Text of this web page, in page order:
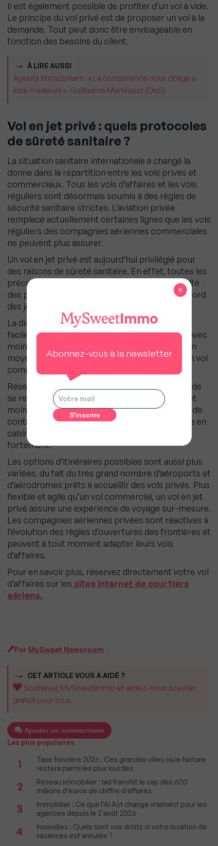
Il est également possible de profiter d’un vol à vide.
Le principe du vol privé est de proposer un vol à la
demande. Tout peut donc être envisageable en
fonction des besoins du client.
À LIRE AUSSI
Agents immobiliers : « La concurrence nous oblige à
être meilleurs », Guillaume Martinaud (Orpi)
Vol en jet privé : quels protocoles
de sûreté sanitaire ?
La situation sanitaire internationale a changé la
donne dans la répartition entre les vols privés et
commerciaux. Tous les vols d’affaires et les vols
réguliers sont désormais soumis à des règles de
sécurité sanitaire strictes. L’aviation privée
remplace actuellement certaines lignes que les vols
réguliers des compagnies aériennes commerciales
ne peuvent plus assurer.
Un vol en jet privé est aujourd’hui privilégié pour
des raisons de sûreté sanitaire. En effet, toutes les
précautions nécessaires pour assurer la sécurité
des passagers et des équipages sont prises à bord
des jets.
La distanciation sociale est d’abord bien plus
facilement respectée dans un vol en jet privé. Avec
moins de personnel à bord, les contacts sont en
moyenne 30 fois moins nombreux que lors d’un vol
commercial.
Réserver un vol en jet privé permet également de
se rendre dans des aéroports bien plus petits et
moins fréquentés. En réduisant les possibilités de
contacts à l’aéroport et en supprimant l’attente en
cabine, le nombre de contaminations diminue
fortement.
Les options d’itinéraires possibles sont aussi plus
variées, du fait du très grand nombre d’aéroports et
d’aérodromes prêts à accueillir des vols privés. Plus
flexible et agile qu’un vol commercial, un vol en jet
privé assure une expérience de voyage sur-mesure.
Les compagnies aériennes privées sont réactives à
l’évolution des règles d’ouvertures des frontières et
peuvent à tout moment adapter leurs vols
d’affaires.
Pour en savoir plus, réservez directement votre vol
d’affaires sur les sites internet de courtiers
aériens.
Par MySweet Newsroom
CET ARTICLE VOUS A AIDÉ ?
Soutenez MySweetImmo et aidez-nous à rester
gratuit pour tous.
Ajouter un commentaire
Les plus populaires
1
Taxe foncière 2026 : Ces grandes villes où la facture
restera parmi les plus lourdes
2
Réseau immobilier : iad franchit le cap des 600
millions d'euros de chiffre d'affaires
3
Immobilier : Ce que l’AI Act change vraiment pour les
agences depuis le 2 août 2026
4
Incendies : Quels sont vos droits si votre location de
vacances est annulée ?
Abonnez-vous à la newsletter
×